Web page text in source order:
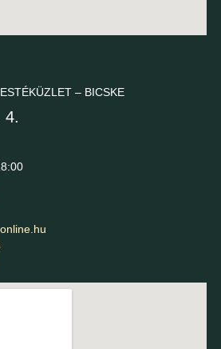
– BICSKE
4.